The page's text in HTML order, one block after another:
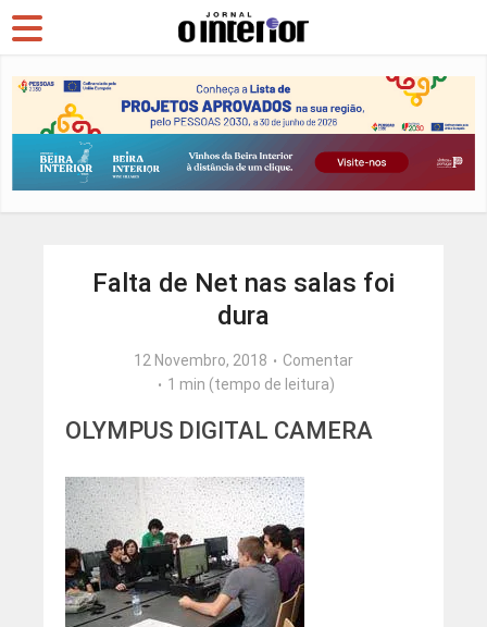
Falta de Net nas salas foi
dura
12 Novembro, 2018
Comentar
1 min (tempo de leitura)
OLYMPUS DIGITAL CAMERA